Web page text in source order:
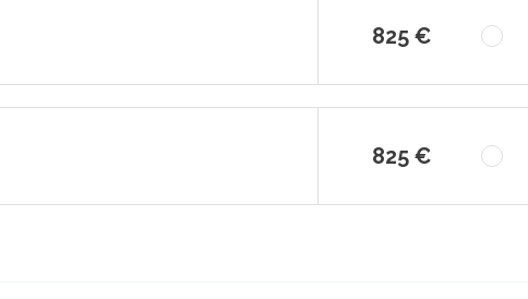
825 €
825 €